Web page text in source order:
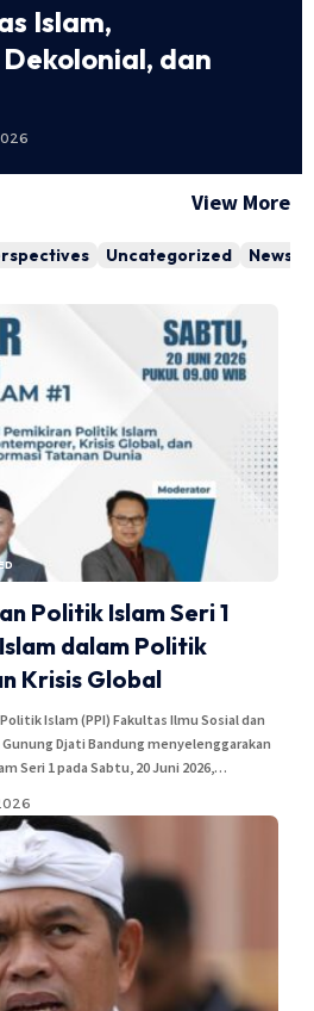
Islam,
dan
View More
Uncategorized News
Politik Islam Seri 1
dalam Politik
Krisis Global
Islam (PPI) Fakultas Ilmu Sosial dan
Gunung Djati Bandung menyelenggarakan
Seri 1 pada Sabtu, 20 Juni 2026,…